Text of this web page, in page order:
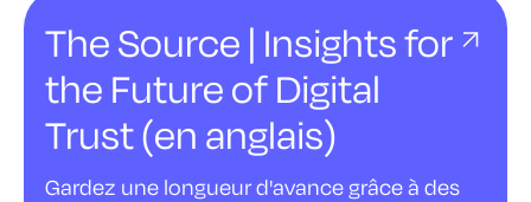
The Source | Insights for
the Future of Digital
Trust (en anglais)
Gardez une longueur d'avance grâce à des